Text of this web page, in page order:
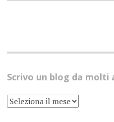
Scrivo un blog da molti
SCRIVO
UN